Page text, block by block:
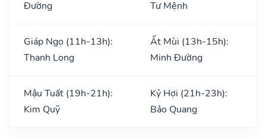
Đường
Tư Mệnh
Giáp Ngọ (11h-13h):
Thanh Long
Ất Mùi (13h-15h):
Minh Đường
Mậu Tuất (19h-21h):
Kim Quỹ
Kỷ Hợi (21h-23h):
Bảo Quang